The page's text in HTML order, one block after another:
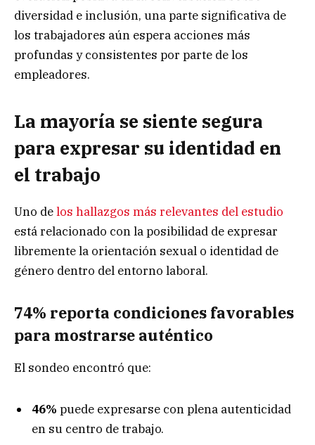
diversidad e inclusión, una parte significativa de
los trabajadores aún espera acciones más
profundas y consistentes por parte de los
empleadores.
La mayoría se siente segura
para expresar su identidad en
el trabajo
Uno delos hallazgos más relevantes del estudio
está relacionado con la posibilidad de expresar
libremente la orientación sexual o identidad de
género dentro del entorno laboral.
74% reporta condiciones favorables
para mostrarse auténtico
El sondeo encontró que:
46% puede expresarse con plena autenticidad
en su centro de trabajo.